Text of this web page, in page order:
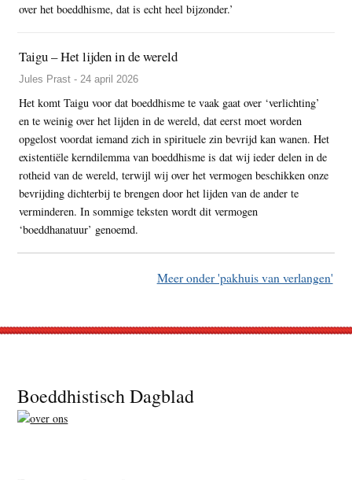
over het boeddhisme, dat is echt heel bijzonder.’
Taigu – Het lijden in de wereld
Jules Prast - 24 april 2026
Het komt Taigu voor dat boeddhisme te vaak gaat over ‘verlichting’
en te weinig over het lijden in de wereld, dat eerst moet worden
opgelost voordat iemand zich in spirituele zin bevrijd kan wanen. Het
existentiële kerndilemma van boeddhisme is dat wij ieder delen in de
rotheid van de wereld, terwijl wij over het vermogen beschikken onze
bevrijding dichterbij te brengen door het lijden van de ander te
verminderen. In sommige teksten wordt dit vermogen
‘boeddhanatuur’ genoemd.
Meer onder 'pakhuis van verlangen'
Footer
Boeddhistisch Dagblad